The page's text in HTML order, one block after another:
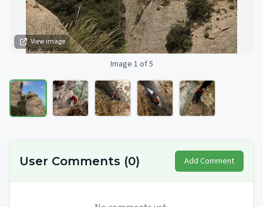
View image
Image 1 of 5
User Comments (0) Add Comment